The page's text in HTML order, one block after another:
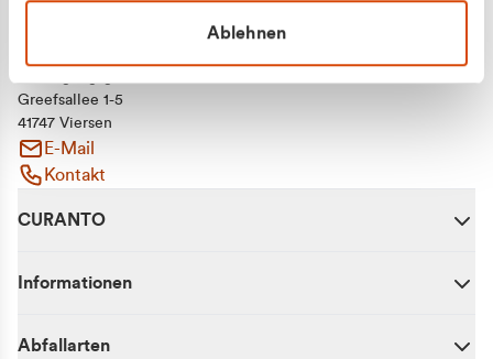
Ablehnen
Greefsallee 1-5
41747 Viersen
E-Mail
Kontakt
CURANTO
Informationen
Abfallarten